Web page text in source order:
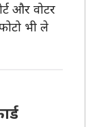
और वोटर
भी ले